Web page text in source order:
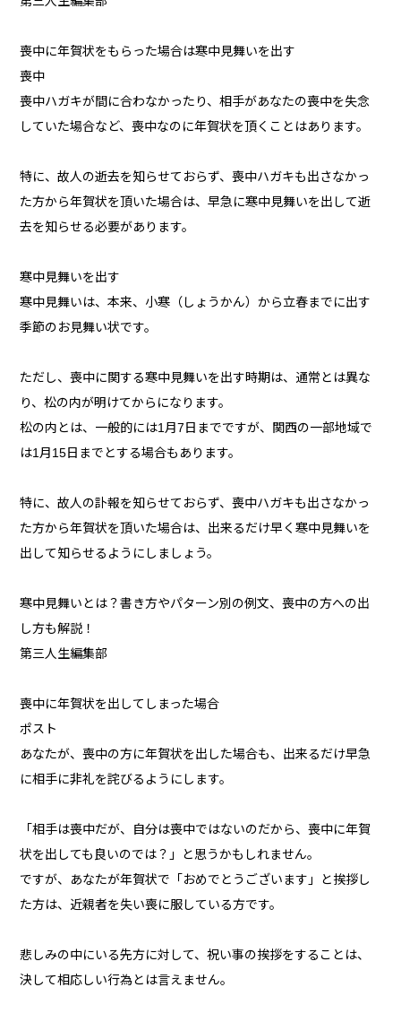
喪中に年賀状をもらった場合は寒中見舞いを出す
喪中
喪中ハガキが間に合わなかったり、相手があなたの喪中を失念
していた場合など、喪中なのに年賀状を頂くことはあります。
特に、故人の逝去を知らせておらず、喪中ハガキも出さなかっ
た方から年賀状を頂いた場合は、早急に寒中見舞いを出して逝
去を知らせる必要があります。
寒中見舞いを出す
寒中見舞いは、本来、小寒（しょうかん）から立春までに出す
季節のお見舞い状です。
ただし、喪中に関する寒中見舞いを出す時期は、通常とは異な
り、松の内が明けてからになります。
松の内とは、一般的には1月7日までですが、関西の一部地域で
は1月15日までとする場合もあります。
特に、故人の訃報を知らせておらず、喪中ハガキも出さなかっ
た方から年賀状を頂いた場合は、出来るだけ早く寒中見舞いを
出して知らせるようにしましょう。
寒中見舞いとは？書き方やパターン別の例文、喪中の方への出
し方も解説！
第三人生編集部
喪中に年賀状を出してしまった場合
ポスト
あなたが、喪中の方に年賀状を出した場合も、出来るだけ早急
に相手に非礼を詫びるようにします。
「相手は喪中だが、自分は喪中ではないのだから、喪中に年賀
状を出しても良いのでは？」と思うかもしれません。
ですが、あなたが年賀状で「おめでとうございます」と挨拶し
た方は、近親者を失い喪に服している方です。
悲しみの中にいる先方に対して、祝い事の挨拶をすることは、
決して相応しい行為とは言えません。